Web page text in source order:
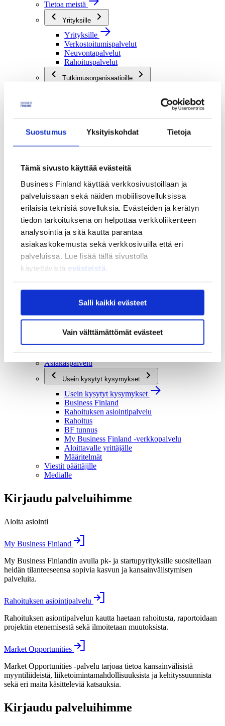
Suostumus Yksityiskohdat Tietoja
Tämä sivusto käyttää evästeitä
Business Finland käyttää verkkosivustoillaan ja
palveluissaan sekä näiden mobiilisovelluksissa
erilaisia teknisiä sovelluksia. Evästeiden ja kerätyn
tiedon tarkoituksena on helpottaa verkkoliikenteen
analysointia ja sitä kautta parantaa
asiakaskokemusta sekä verkkosivuilla että eri
palveluissa. Lue lisää tällä sivustolla
käytettävistä evästeistä
Salli kaikki evästeet
Vain välttämättömät evästeet
Tietoa meistä
Yrityksille
Yrityksille
Verkostoitumispalvelut
Neuvontapalvelut
Rahoituspalvelut
Tutkimusorganisaatioille
Me olemme Business Finland
Organisaatiomme
Töihin meille
Toimintaverkostomme
Strategia ja vaikuttavuus
Strategia ja vaikuttavuus
Business Finlandin strategia 2030
Tulokset ja vaikutukset
Tapahtumat
Yhteys ja tuki
Yhteys ja tuki
Asiakaspalvelu
Usein kysytyt kysymykset
Usein kysytyt kysymykset
Business Finland
Rahoituksen asiointipalvelu
Rahoitus
BF tunnus
My Business Finland -verkkopalvelu
Aloittavalle yrittäjälle
Määritelmät
Viestit päättäjille
Medialle
Kirjaudu palveluihimme
Aloita asiointi
My Business Finland
My Business Finlandin avulla pk- ja startupyrityksille suositellaan
heidän tilanteeseensa sopivia kasvun ja kansainvälistymisen
palveluita.
Rahoituksen asiointipalvelu
Rahoituksen asiontipalvelun kautta haetaan rahoitusta, raportoidaan
projektin etenemisestä sekä ilmoitetaan muutoksista.
Market Opportunities
Market Opportunities -palvelu tarjoaa tietoa kansainvälisistä
myyntiliideistä, liiketoimintamahdollisuuksista ja kehityssuunnista
sekä eri maita käsitteleviä katsauksia.
Kirjaudu palveluihimme